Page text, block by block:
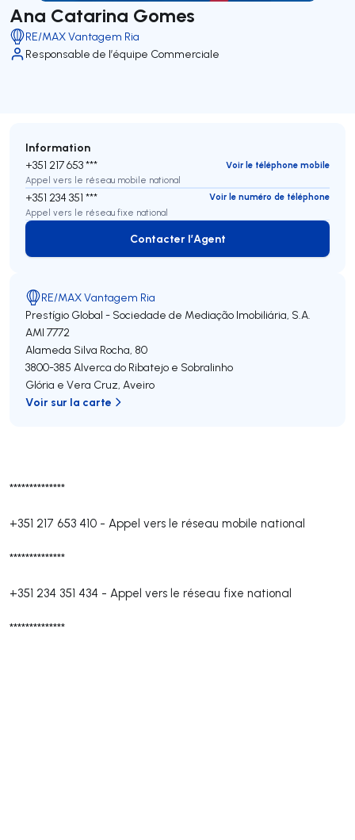
Ana Catarina Gomes
RE/MAX Vantagem Ria
Responsable de l’équipe Commerciale
**************
+351 217 653 410 - Appel vers le réseau mobile national
**************
+351 234 351 434 - Appel vers le réseau fixe national
**************
Information
+351 217 653 ***
Voir le téléphone mobile
Appel vers le réseau mobile national
+351 234 351 ***
Voir le numéro de téléphone
Appel vers le réseau fixe national
Contacter l’Agent
Contacter l’Agent
RE/MAX Vantagem Ria
Prestígio Global - Sociedade de Mediação Imobiliária, S.A.
AMI 7772
Alameda Silva Rocha, 80
3800-385 Alverca do Ribatejo e Sobralinho
Glória e Vera Cruz, Aveiro
Voir sur la carte